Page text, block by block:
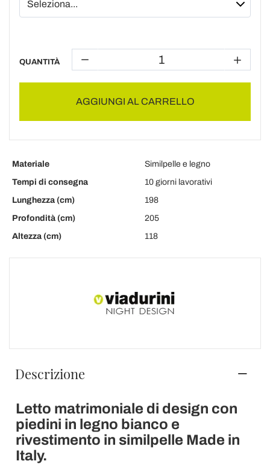
QUANTITÀ
AGGIUNGI AL CARRELLO
Materiale
Similpelle e legno
Tempi di consegna
10 giorni lavorativi
Lunghezza (cm)
198
Profondità (cm)
205
Altezza (cm)
118
Descrizione
Letto matrimoniale di design con
piedini in legno bianco e
rivestimento in similpelle Made in
Italy.